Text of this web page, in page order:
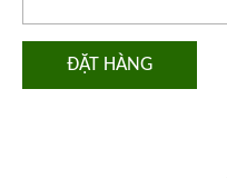
ĐẶT HÀNG